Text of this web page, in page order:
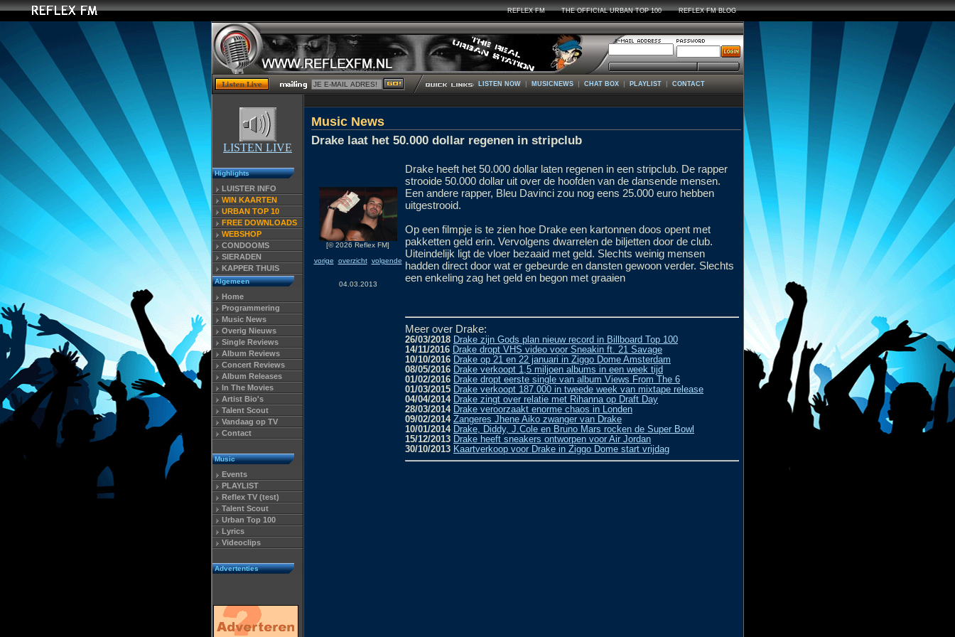
REFLEX FM THE OFFICIAL URBAN TOP 100 REFLEX FM BLOG
LISTEN NOW | MUSICNEWS | CHAT BOX | PLAYLIST | CONTACT
LISTEN LIVE
Highlights
LUISTER INFO
WIN KAARTEN
URBAN TOP 10
FREE DOWNLOADS
WEBSHOP
CONDOOMS
SIERADEN
KAPPER THUIS
Algemeen
Home
Programmering
Music News
Overig Nieuws
Single Reviews
Album Reviews
Concert Reviews
Album Releases
In The Movies
Artist Bio's
Talent Scout
Vandaag op TV
Contact
Music
Events
PLAYLIST
Reflex TV (test)
Talent Scout
Urban Top 100
Lyrics
Videoclips
Advertenties
Music News
Drake laat het 50.000 dollar regenen in stripclub
[© 2026 Reflex FM]
vorige
overzicht volgende
04.03.2013
Drake heeft het 50.000 dollar laten regenen in een stripclub. De rapper
strooide 50.000 dollar uit over de hoofden van de dansende mensen.
Een andere rapper, Bleu Davinci zou nog eens 25.000 euro hebben
uitgestrooid.
Op een filmpje is te zien hoe Drake een kartonnen doos opent met
pakketten geld erin. Vervolgens dwarrelen de biljetten door de club.
Uiteindelijk ligt de vloer bezaaid met geld. Slechts weinig mensen
hadden direct door wat er gebeurde en dansten gewoon verder. Slechts
een enkeling zag het geld en begon met graaien
Meer over Drake:
26/03/2018 Drake zijn Gods plan nieuw record in Billboard Top 100
14/11/2016 Drake dropt VHS video voor Sneakin ft. 21 Savage
10/10/2016 Drake op 21 en 22 januari in Ziggo Dome Amsterdam
08/05/2016 Drake verkoopt 1,5 miljoen albums in een week tijd
01/02/2016 Drake dropt eerste single van album Views From The 6
01/03/2015 Drake verkoopt 187.000 in tweede week van mixtape release
04/04/2014 Drake zingt over relatie met Rihanna op Draft Day
28/03/2014 Drake veroorzaakt enorme chaos in Londen
09/02/2014 Zangeres Jhene Aiko zwanger van Drake
10/01/2014 Drake, Diddy, J.Cole en Bruno Mars rocken de Super Bowl
15/12/2013 Drake heeft sneakers ontworpen voor Air Jordan
30/10/2013 Kaartverkoop voor Drake in Ziggo Dome start vrijdag